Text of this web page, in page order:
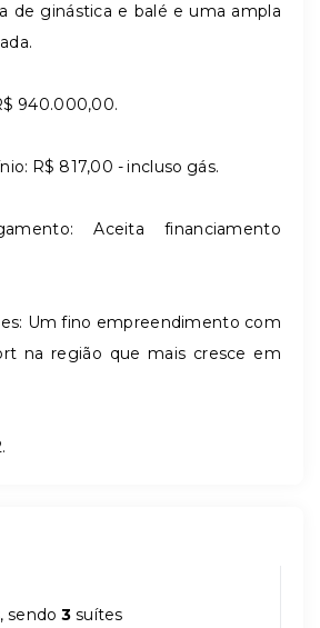
de ginástica e balé e uma ampla
940.000,00.
R$ 817,00 - incluso gás.
Aceita financiamento
Um fino empreendimento com
na região que mais cresce em
sendo3 suítes